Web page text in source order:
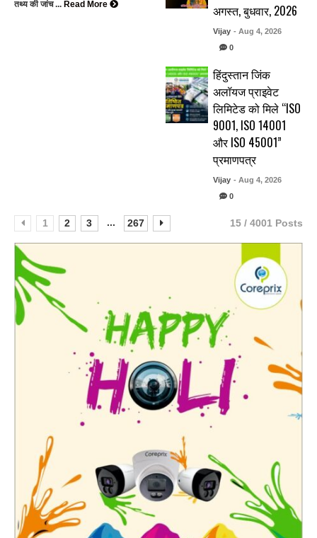
तथ्य की जांच ... Read More
अगस्त, बुधवार, 2026
Vijay - Aug 4, 2026
0
हिंदुस्तान जिंक
अलॉयज प्राइवेट
लिमिटेड को मिले “ISO
9001, ISO 14001
और ISO 45001”
प्रमाणपत्र
Vijay - Aug 4, 2026
0
1 2 3 ... 267 15 / 4001 Posts